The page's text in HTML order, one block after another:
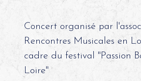
Concert organisé par
Rencontres Musicales en
cadre du festival "Passion
Loire"